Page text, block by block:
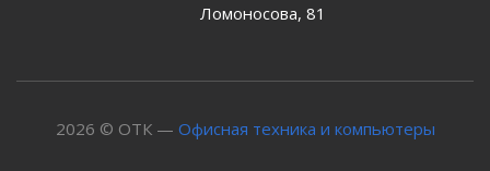
Ломоносова, 81
2026 © ОТК — Офисная техника и компьютеры